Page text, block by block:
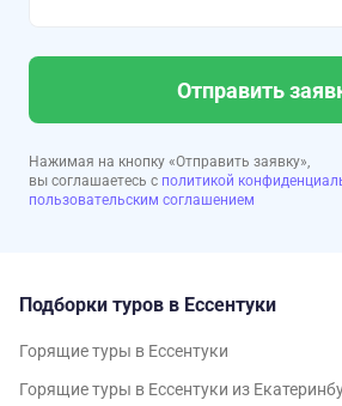
Отправить
Нажимая на кнопку «Отправить заявку»,
вы соглашаетесь с политикой
пользовательским соглашением
Подборки туров в Ессентуки
Горящие туры в Ессентуки
Горящие туры в Ессентуки из